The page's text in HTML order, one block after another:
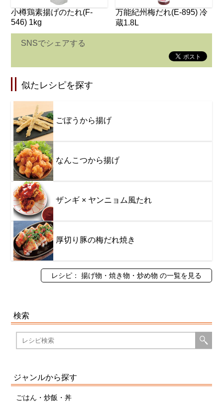
小樽鶏素揚げのたれ(F-
546) 1kg
万能紀州梅だれ(E-895) 冷
蔵1.8L
SNSでシェアする
似たレシピを探す
ごぼうから揚げ
なんこつから揚げ
ザンギ × ヤンニョム風たれ
厚切り豚の梅だれ焼き
レシピ： 揚げ物・焼き物・炒め物 の一覧を見る
検索
ジャンルから探す
ごはん・炒飯・丼